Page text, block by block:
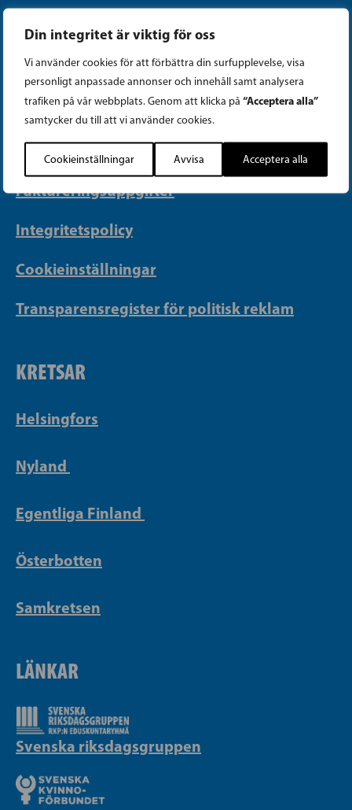
Din integritet är viktig för oss
Vi använder cookies för att förbättra din surfupplevelse, visa
personligt anpassade annonser och innehåll samt analysera
trafiken på vår webbplats. Genom att klicka på “Acceptera alla”
samtycker du till att vi använder cookies.
Cookieinställningar Avvisa Acceptera alla
PARTIKANSLIET
Telefon (09) 693 070
PB 430, 00101 Helsingfors
Georgsgatan 27, 00100 Helsingfors
info@sfp.fi
Faktureringsuppgifter
Integritetspolicy
Cookieinställningar
Transparensregister för politisk reklam
KRETSAR
Helsingfors
Nyland
Egentliga Finland
Österbotten
Samkretsen
LÄNKAR
Svenska riksdagsgruppen